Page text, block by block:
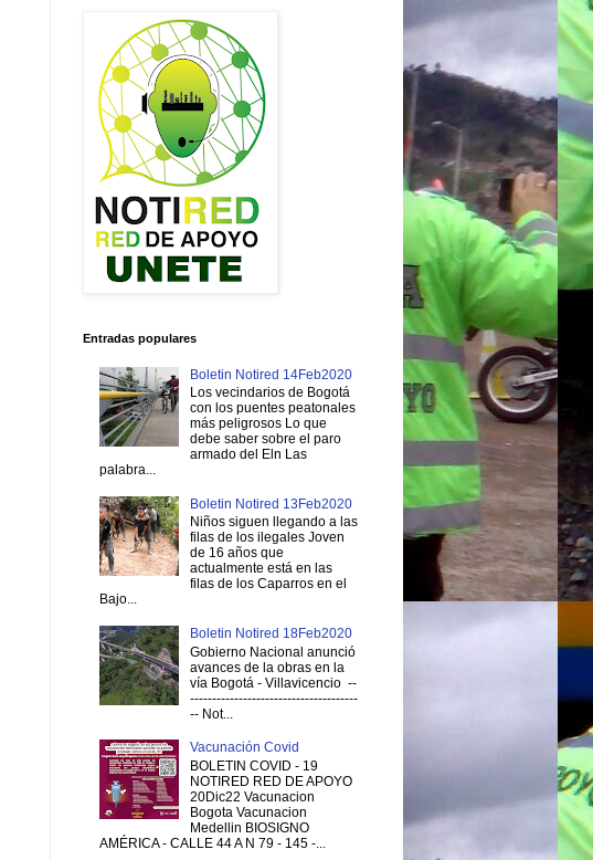
Entradas populares
Boletin Notired 14Feb2020
Los vecindarios de Bogotá
con los puentes peatonales
más peligrosos Lo que
debe saber sobre el paro
armado del Eln Las
palabra...
Boletin Notired 13Feb2020
Niños siguen llegando a las
filas de los ilegales Joven
de 16 años que
actualmente está en las
filas de los Caparros en el
Bajo...
Boletin Notired 18Feb2020
Gobierno Nacional anunció
avances de la obras en la
vía Bogotá - Villavicencio --
--------------------------------------
-- Not...
Vacunación Covid
BOLETIN COVID - 19
NOTIRED RED DE APOYO
20Dic22 Vacunacion
Bogota Vacunacion
Medellin BIOSIGNO
AMÉRICA - CALLE 44 A N 79 - 145 -...